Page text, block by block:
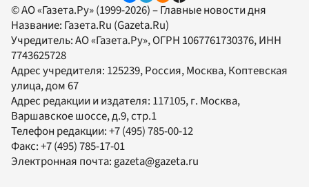
© АО «Газета.Ру» (1999-2026) – Главные новости дня
Название: Газета.Ru (Gazeta.Ru)
Учредитель:АО «Газета.Ру», ОГРН 1067761730376, ИНН
7743625728
Адрес учредителя: 125239, Россия, Москва, Коптевская
улица, дом 67
Адрес редакции и издателя: 117105, г. Москва,
Варшавское шоссе, д.9, стр.1
Телефон редакции:+7 (495) 785-00-12
Факс:+7 (495) 785-17-01
Электронная почта:gazeta@gazeta.ru